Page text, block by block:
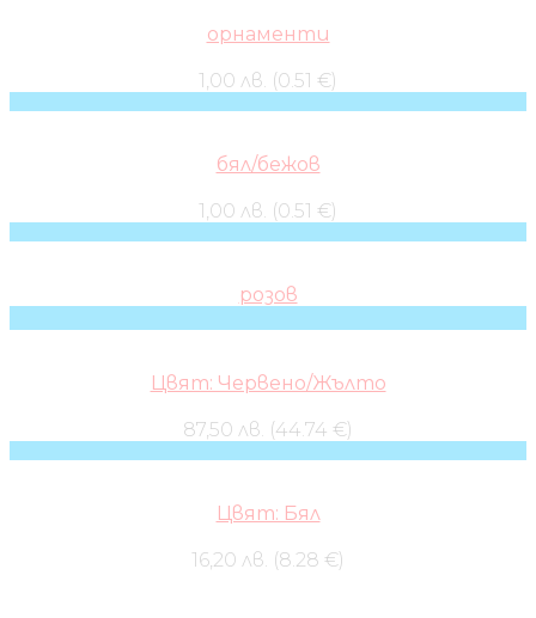
орнаменти
1,00 лв. (0.51 €)
бял/бежов
1,00 лв. (0.51 €)
розов
Цвят: Червено/Жълто
87,50 лв. (44.74 €)
Цвят: Бял
16,20 лв. (8.28 €)